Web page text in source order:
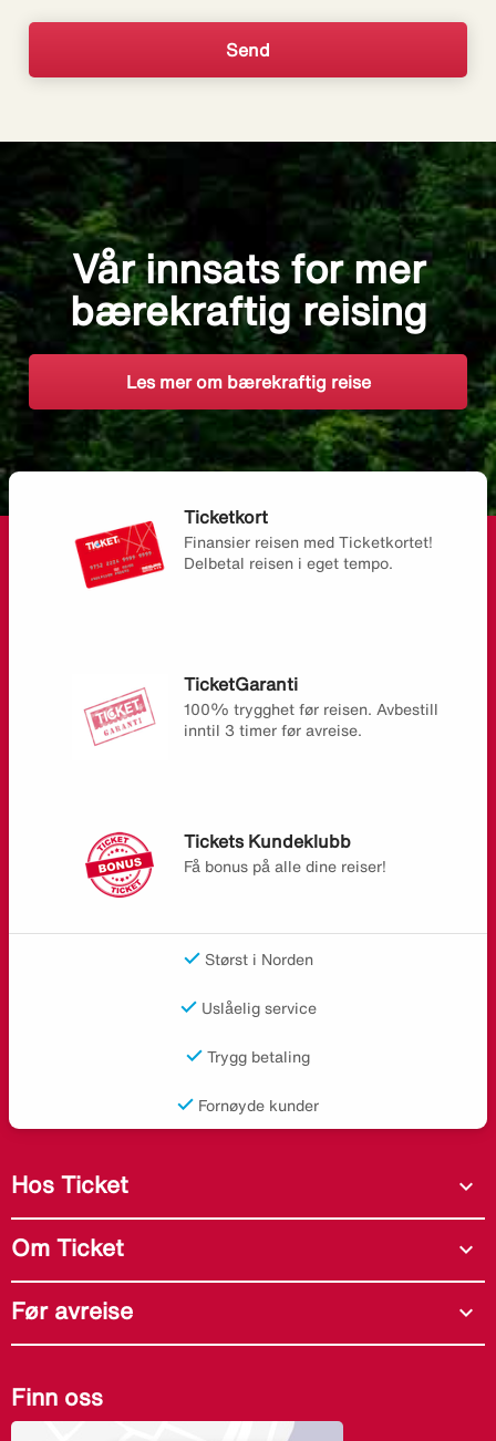
Vår innsats for mer
bærekraftig reising
Les mer om bærekraftig reise
Ticketkort
Finansier reisen med Ticketkortet!
Delbetal reisen i eget tempo.
TicketGaranti
100% trygghet før reisen. Avbestill
inntil 3 timer før avreise.
Tickets Kundeklubb
Få bonus på alle dine reiser!
Størst i Norden
Uslåelig service
Trygg betaling
Fornøyde kunder
Hos Ticket expand_more
Om Ticket expand_more
Før avreise expand_more
Finn oss